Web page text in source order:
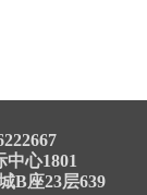
心1801
B座23层639